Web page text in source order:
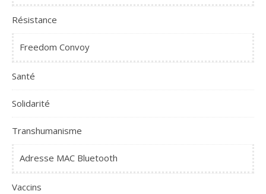
Résistance
Freedom Convoy
Santé
Solidarité
Transhumanisme
Adresse MAC Bluetooth
Vaccins